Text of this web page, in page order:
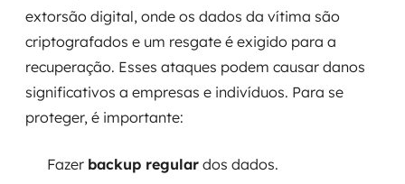
extorsão digital, onde os dados da vítima são
criptografados e um resgate é exigido para a
recuperação. Esses ataques podem causar danos
significativos a empresas e indivíduos. Para se
proteger, é importante:
Fazer backup regular dos dados.